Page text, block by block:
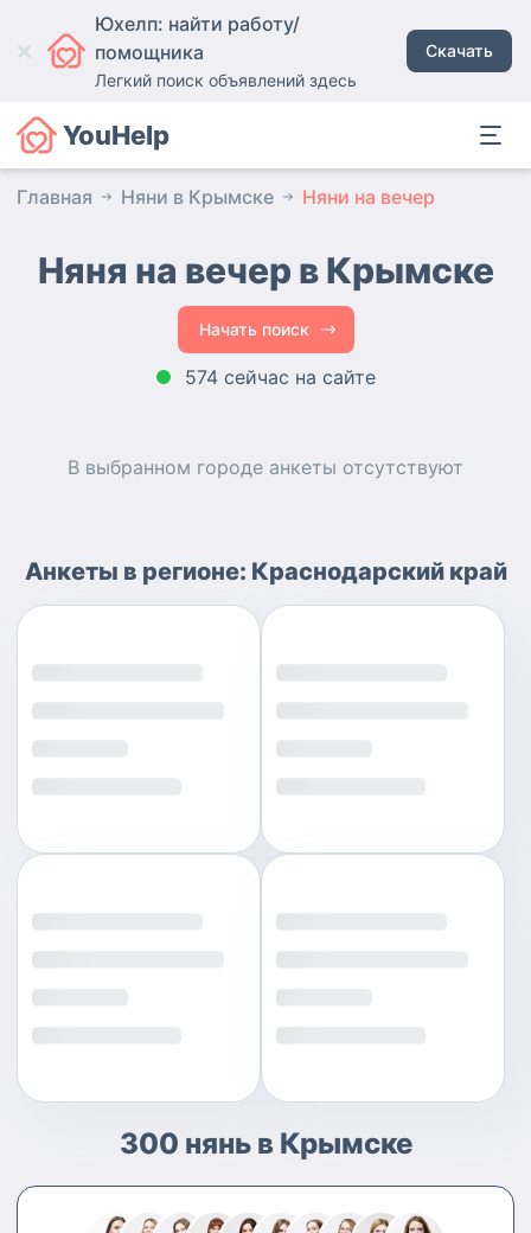
Юхелп: найти работу/
помощника
Легкий поиск объявлений здесь
Скачать
YouHelp
Главная Няни в Крымске Няни на вечер
Няня на вечер в Крымске
Начать поиск
574 сейчас на сайте
В выбранном городе анкеты отсутствуют
Анкеты в регионе: Краснодарский край
300 нянь в Крымске